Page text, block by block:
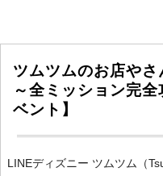
ツムツムのお店や
～全ミッション完
ベント】
LINEディズニー ツムツム（